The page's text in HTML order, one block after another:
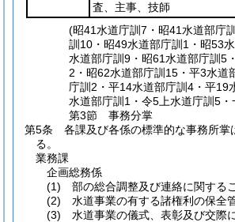
査、主事、技師
(昭41水道庁訓7・昭41水道部庁
訓10・昭49水道部庁訓1・昭53
水道部庁訓9・昭61水道部庁訓5
2・昭62水道部庁訓15・平3水道
庁訓2・平14水道部庁訓4・平19
水道部庁訓1・令5上水道庁訓5・
第3節
事務分掌
第5条
各課及び各係の標準的な事務所掌
る。
業務課
企画総務係
(1) 部の総合調整及び連絡に関するこ
(2) 水道事業の有する諸権利の保全
(3) 水道事業の儀式、表彰及び交際